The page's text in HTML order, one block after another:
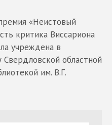
«Неистовый
критика Виссариона
учреждена в
областной
им. В.Г.